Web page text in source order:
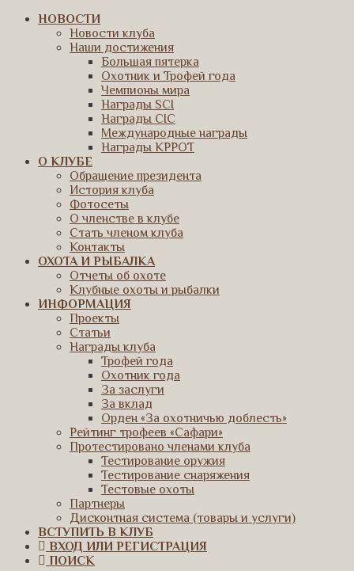
НОВОСТИ
Новости клуба
Наши достижения
Большая пятерка
Охотник и Трофей года
Чемпионы мира
Награды SCI
Награды CIC
Международные награды
Награды КРРОТ
О КЛУБЕ
Обращение президента
История клуба
Фотосеты
О членстве в клубе
Стать членом клуба
Контакты
ОХОТА И РЫБАЛКА
Отчеты об охоте
Клубные охоты и рыбалки
ИНФОРМАЦИЯ
Проекты
Статьи
Награды клуба
Трофей года
Охотник года
За заслуги
За вклад
Орден «За охотничью доблесть»
Рейтинг трофеев «Сафари»
Протестировано членами клуба
Тестирование оружия
Тестирование снаряжения
Тестовые охоты
Партнеры
Дисконтная система (товары и услуги)
ВСТУПИТЬ В КЛУБ
ВХОД ИЛИ РЕГИСТРАЦИЯ
ПОИСК